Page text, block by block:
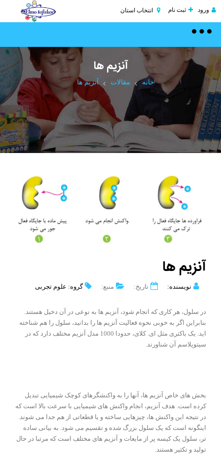
ورود ثبت نام انتخاب استان
Toggle
آنزیم ها
خانه مقالات آنزیم ها
آنزیم ها
نویسنده: تاریخ: منبع: گروه: علوم تجربی
در سلول، هر کاری که انجام شود، آنزیم ها به نوعی در آن دخیل هستند.
بنابراین اگر به خوبی نحوه فعالیت آنزیم ها را بدانید، سلول را هم شناخته
اید. یک باکتری مثل ای. کلای، حدودا 1000 مدل آنزیم مختلف دارد که در
سیتوپلاسم آن شناورند.
بخش های خاص آنزیم ها، آنها را به واکنشگرهای کوچک شیمیایی تبدیل
کرده است. هدف آنزیم، انجام واکنش های شیمیایی با سرعت بالا است که
در نتیجه این واکنش ها، چیزهایی ساخته و یا قطعاتی از هم جدا می شوند.
اینگونه است که یک سلول بزرگ شده و تقسیم می شود. به بیانی ساده
تر، سلول یک کیسه پر از مایعات و آنزیم های مختلف است که مرتبا در حال
تولید و تکثیر هستند.